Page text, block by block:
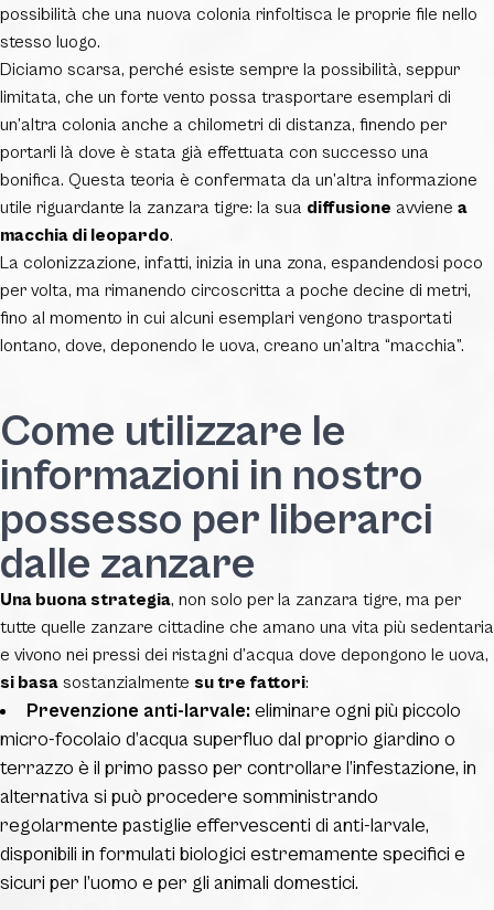
possibilità che una nuova colonia rinfoltisca le proprie file nello
stesso luogo.
Diciamo scarsa, perché esiste sempre la possibilità, seppur
limitata, che un forte vento possa trasportare esemplari di
un’altra colonia anche a chilometri di distanza, finendo per
portarli là dove è stata già effettuata con successo una
bonifica. Questa teoria è confermata da un’altra informazione
utile riguardante la zanzara tigre: la sua diffusione avviene a
macchia di leopardo.
La colonizzazione, infatti, inizia in una zona, espandendosi poco
per volta, ma rimanendo circoscritta a poche decine di metri,
fino al momento in cui alcuni esemplari vengono trasportati
lontano, dove, deponendo le uova, creano un’altra “macchia”.
Come utilizzare le
informazioni in nostro
possesso per liberarci
dalle zanzare
Una buona strategia, non solo per la zanzara tigre, ma per
tutte quelle zanzare cittadine che amano una vita più sedentaria
e vivono nei pressi dei ristagni d’acqua dove depongono le uova,
si basa sostanzialmente su tre fattori:
Prevenzione anti-larvale: eliminare ogni più piccolo
micro-focolaio d’acqua superfluo dal proprio giardino o
terrazzo è il primo passo per controllare l’infestazione, in
alternativa si può procedere somministrando
regolarmente pastiglie effervescenti di anti-larvale,
disponibili in formulati biologici estremamente specifici e
sicuri per l’uomo e per gli animali domestici.